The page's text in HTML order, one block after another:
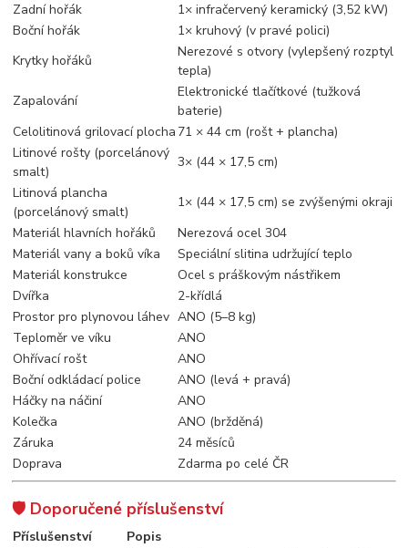
Zadní hořák
1× infračervený keramický (3,52 kW)
Boční hořák
1× kruhový (v pravé polici)
Krytky hořáků
Nerezové s otvory (vylepšený rozptyl
tepla)
Zapalování
Elektronické tlačítkové (tužková
baterie)
Celolitinová grilovací plocha 71 × 44 cm (rošt + plancha)
Litinové rošty (porcelánový
smalt)
3× (44 × 17,5 cm)
Litinová plancha
(porcelánový smalt)
1× (44 × 17,5 cm) se zvýšenými okraji
Materiál hlavních hořáků
Nerezová ocel 304
Materiál vany a boků víka
Speciální slitina udržující teplo
Materiál konstrukce
Ocel s práškovým nástřikem
Dvířka
2-křídlá
Prostor pro plynovou láhev ANO (5–8 kg)
Teploměr ve víku
ANO
Ohřívací rošt
ANO
Boční odkládací police
ANO (levá + pravá)
Háčky na náčiní
ANO
Kolečka
ANO (bržděná)
Záruka
24 měsíců
Doprava
Zdarma po celé ČR
🛡️ Doporučené příslušenství
Příslušenství
Popis